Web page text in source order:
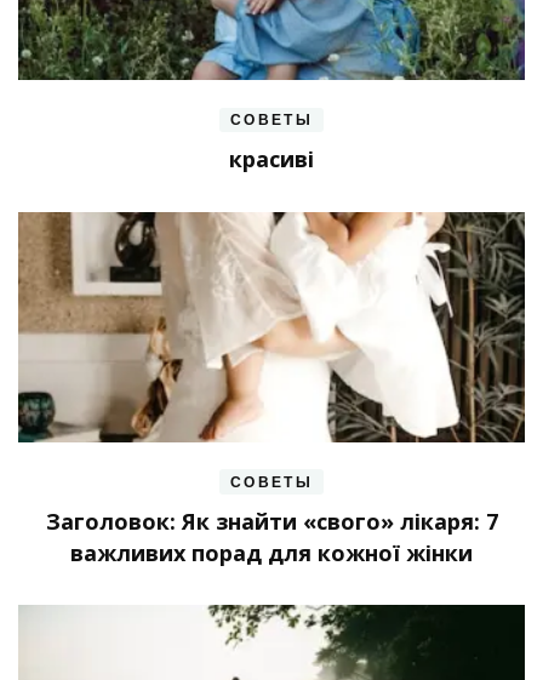
СОВЕТЫ
красиві
СОВЕТЫ
Заголовок: Як знайти «свого» лікаря: 7
важливих порад для кожної жінки